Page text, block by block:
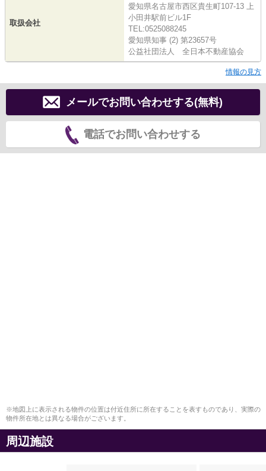
取扱会社
愛知県名古屋市西区貴生町107-13 上
小田井駅前ビル1F
TEL:0525088245
愛知県知事 (2) 第23657号
公益社団法人 全日本不動産協会
情報の見方
メールでお問い合わせする(無料)
電話でお問い合わせする
※地図上に表示される物件の位置は付近住所に所在することを表すものであり、実際の
物件所在地とは異なる場合がございます。
周辺施設